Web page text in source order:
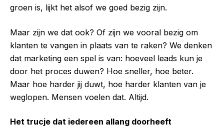
groen is, lijkt het alsof we goed bezig zijn.
Maar zijn we dat ook? Of zijn we vooral bezig om
klanten te vangen in plaats van te raken? We denken
dat marketing een spel is van: hoeveel leads kun je
door het proces duwen? Hoe sneller, hoe beter.
Maar hoe harder jij duwt, hoe harder klanten van je
weglopen. Mensen voelen dat. Altijd.
Het trucje dat iedereen allang doorheeft